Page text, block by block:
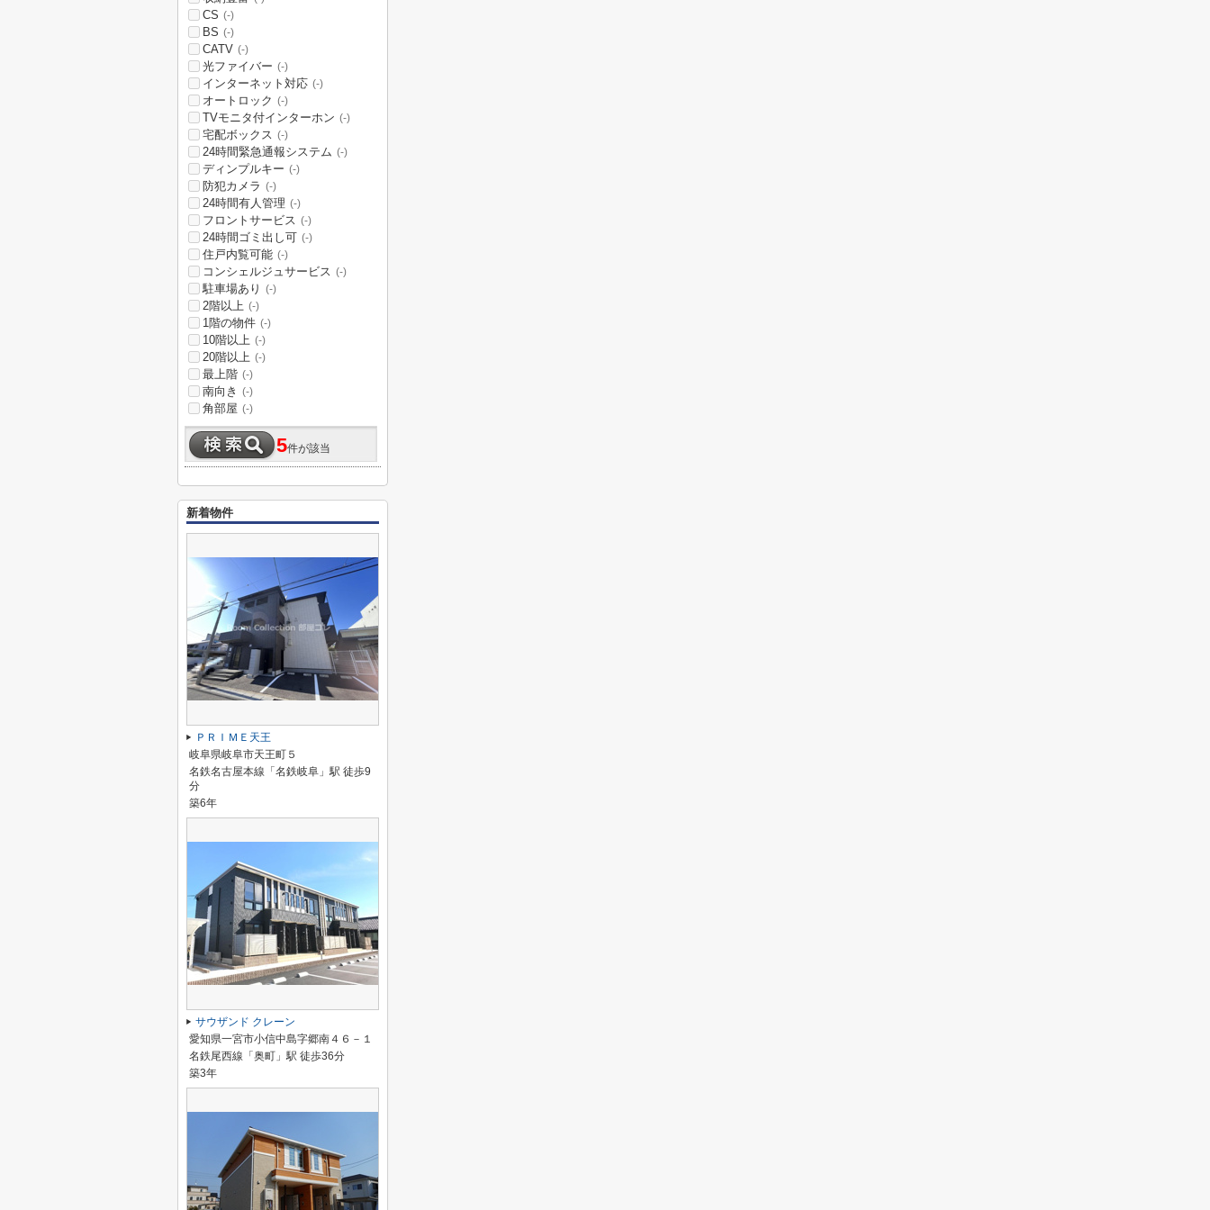
CS (-)
BS (-)
CATV (-)
光ファイバー (-)
インターネット対応 (-)
オートロック (-)
TVモニタ付インターホン (-)
宅配ボックス (-)
24時間緊急通報システム (-)
ディンプルキー (-)
防犯カメラ (-)
24時間有人管理 (-)
フロントサービス (-)
24時間ゴミ出し可 (-)
住戸内覧可能 (-)
コンシェルジュサービス (-)
駐車場あり (-)
2階以上 (-)
1階の物件 (-)
10階以上 (-)
20階以上 (-)
最上階 (-)
南向き (-)
角部屋 (-)
5件が該当
新着物件
ＰＲＩＭＥ天王
岐阜県岐阜市天王町５
名鉄名古屋本線「名鉄岐阜」駅 徒歩9
分
築6年
サウザンド クレーン
愛知県一宮市小信中島字郷南４６－１
名鉄尾西線「奥町」駅 徒歩36分
築3年